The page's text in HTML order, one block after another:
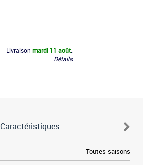
Livraison mardi 11 août
Détails
Caractéristiques
Toutes saisons